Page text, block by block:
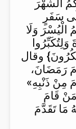
الشَّهْرَ
سَفَرٍ
الْيُسْرَ وَلَا
وَلِتُكَبِّرُوا
وقال
رَمَضَانَ،
مِنْ ذَنْبِهِ»
قَامَ
مَا تَقَدَّمَ